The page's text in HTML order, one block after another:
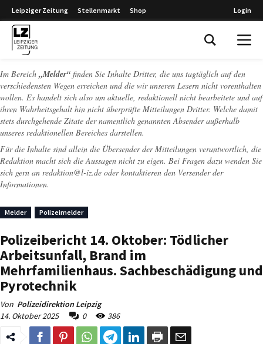
Leipziger Zeitung Stellenmarkt Shop Login
Im Bereich „Melder“ finden Sie Inhalte Dritter, die uns tagtäglich auf den
verschiedensten Wegen erreichen und die wir unseren Lesern nicht vorenthalten
wollen. Es handelt sich also um aktuelle, redaktionell nicht bearbeitete und auf
ihren Wahrheitsgehalt hin nicht überprüfte Mitteilungen Dritter. Welche damit
stets durchgehende Zitate der namentlich genannten Absender außerhalb
unseres redaktionellen Bereiches darstellen.
Für die Inhalte sind allein die Übersender der Mitteilungen verantwortlich, die
Redaktion macht sich die Aussagen nicht zu eigen. Bei Fragen dazu wenden Sie
sich gern an redaktion@l-iz.de oder kontaktieren den Versender der
Informationen.
Melder Polizeimelder
Polizeibericht 14. Oktober: Tödlicher
Arbeitsunfall, Brand im
Mehrfamilienhaus. Sachbeschädigung und
Pyrotechnik
Von Polizeidirektion Leipzig
14. Oktober 2025
0 386